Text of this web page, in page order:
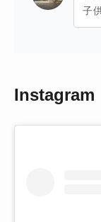
子
Instagram